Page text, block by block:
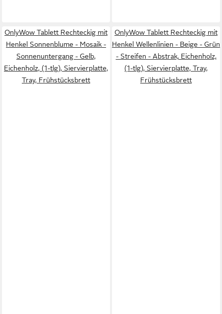
OnlyWow Tablett Rechteckig mit
Henkel Sonnenblume - Mosaik -
Sonnenuntergang - Gelb,
Eichenholz, (1-tlg), Siervierplatte,
Tray, Frühstücksbrett
OnlyWow Tablett Rechteckig mit
Henkel Wellenlinien - Beige - Grün
- Streifen - Abstrak, Eichenholz,
(1-tlg), Siervierplatte, Tray,
Frühstücksbrett